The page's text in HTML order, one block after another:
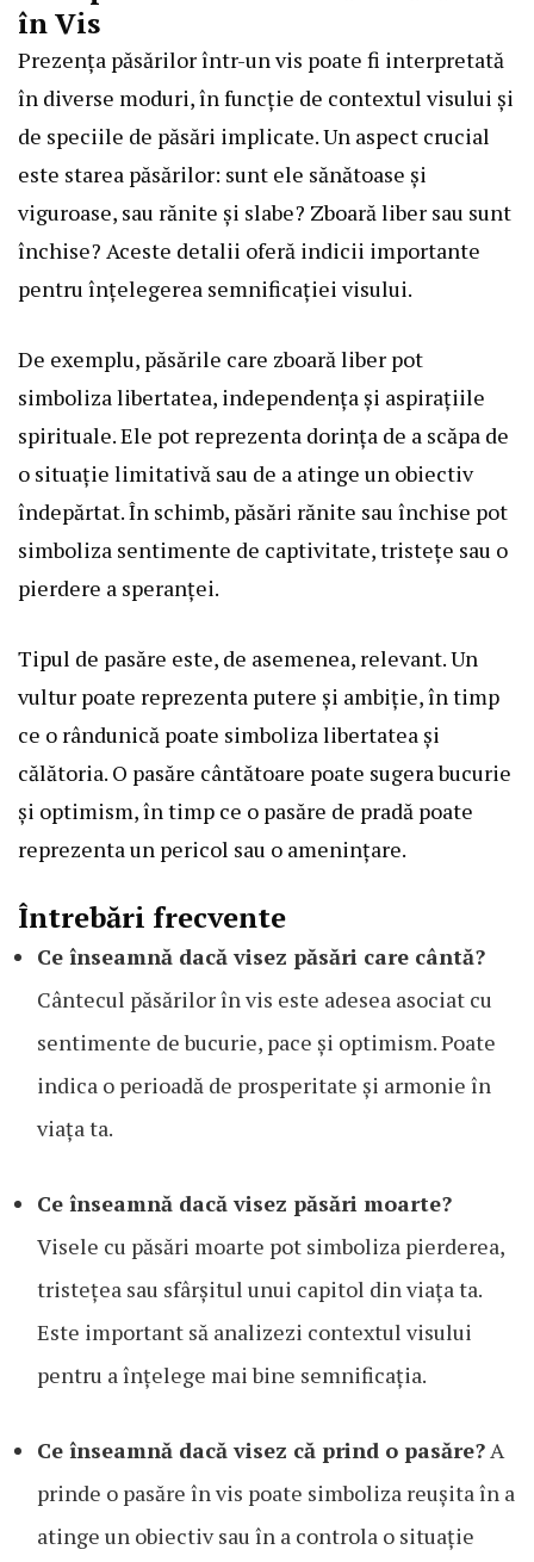
în Vis
Prezența păsărilor într-un vis poate fi interpretată
în diverse moduri, în funcție de contextul visului și
de speciile de păsări implicate. Un aspect crucial
este starea păsărilor: sunt ele sănătoase și
viguroase, sau rănite și slabe? Zboară liber sau sunt
închise? Aceste detalii oferă indicii importante
pentru înțelegerea semnificației visului.
De exemplu, păsările care zboară liber pot
simboliza libertatea, independența și aspirațiile
spirituale. Ele pot reprezenta dorința de a scăpa de
o situație limitativă sau de a atinge un obiectiv
îndepărtat. În schimb, păsări rănite sau închise pot
simboliza sentimente de captivitate, tristețe sau o
pierdere a speranței.
Tipul de pasăre este, de asemenea, relevant. Un
vultur poate reprezenta putere și ambiție, în timp
ce o rândunică poate simboliza libertatea și
călătoria. O pasăre cântătoare poate sugera bucurie
și optimism, în timp ce o pasăre de pradă poate
reprezenta un pericol sau o amenințare.
Întrebări frecvente
Ce înseamnă dacă visez păsări care cântă?
Cântecul păsărilor în vis este adesea asociat cu
sentimente de bucurie, pace și optimism. Poate
indica o perioadă de prosperitate și armonie în
viața ta.
Ce înseamnă dacă visez păsări moarte?
Visele cu păsări moarte pot simboliza pierderea,
tristețea sau sfârșitul unui capitol din viața ta.
Este important să analizezi contextul visului
pentru a înțelege mai bine semnificația.
Ce înseamnă dacă visez că prind o pasăre? A
prinde o pasăre în vis poate simboliza reușita în a
atinge un obiectiv sau în a controla o situație